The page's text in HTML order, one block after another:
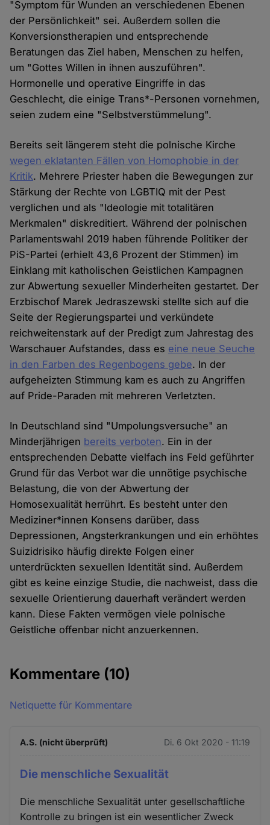
"Symptom für Wunden an verschiedenen Ebenen
der Persönlichkeit" sei. Außerdem sollen die
Konversionstherapien und entsprechende
Beratungen das Ziel haben, Menschen zu helfen,
um "Gottes Willen in ihnen auszuführen".
Hormonelle und operative Eingriffe in das
Geschlecht, die einige Trans*-Personen vornehmen,
seien zudem eine "Selbstverstümmelung".
Bereits seit längerem steht die polnische Kirche
wegen eklatanten Fällen von Homophobie in der
Kritik. Mehrere Priester haben die Bewegungen zur
Stärkung der Rechte von LGBTIQ mit der Pest
verglichen und als "Ideologie mit totalitären
Merkmalen" diskreditiert. Während der polnischen
Parlamentswahl 2019 haben führende Politiker der
PiS-Partei (erhielt 43,6 Prozent der Stimmen) im
Einklang mit katholischen Geistlichen Kampagnen
zur Abwertung sexueller Minderheiten gestartet. Der
Erzbischof Marek Jedraszewski stellte sich auf die
Seite der Regierungspartei und verkündete
reichweitenstark auf der Predigt zum Jahrestag des
Warschauer Aufstandes, dass es eine neue Seuche
in den Farben des Regenbogens gebe. In der
aufgeheizten Stimmung kam es auch zu Angriffen
auf Pride-Paraden mit mehreren Verletzten.
In Deutschland sind "Umpolungsversuche" an
Minderjährigen bereits verboten. Ein in der
entsprechenden Debatte vielfach ins Feld geführter
Grund für das Verbot war die unnötige psychische
Belastung, die von der Abwertung der
Homosexualität herrührt. Es besteht unter den
Mediziner*innen Konsens darüber, dass
Depressionen, Angsterkrankungen und ein erhöhtes
Suizidrisiko häufig direkte Folgen einer
unterdrückten sexuellen Identität sind. Außerdem
gibt es keine einzige Studie, die nachweist, dass die
sexuelle Orientierung dauerhaft verändert werden
kann. Diese Fakten vermögen viele polnische
Geistliche offenbar nicht anzuerkennen.
Kommentare (10)
Netiquette für Kommentare
A.S. (nicht überprüft) Di. 6 Okt 2020 - 11:19
Die menschliche Sexualität
Die menschliche Sexualität unter gesellschaftliche
Kontrolle zu bringen ist ein wesentlicher Zweck